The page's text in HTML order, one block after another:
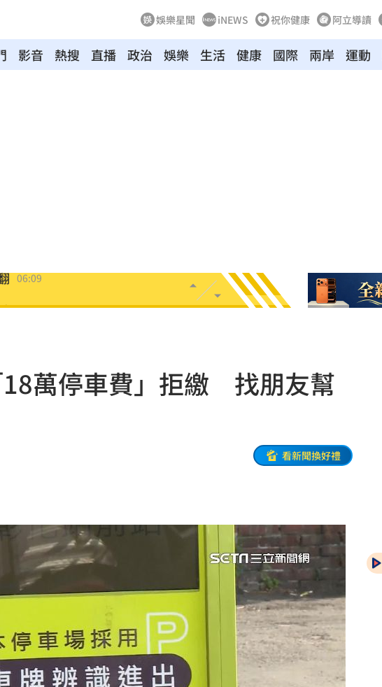
娛樂星聞 iNEWS 祝你健康 阿立導讀
影音 熱搜 直播 政治 娛樂 生活 健康 國際 兩岸 運動
05:44
04:58
04:43
萬停車費」拒繳 找朋友幫
看新聞換好禮